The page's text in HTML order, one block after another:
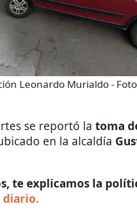
Leonardo Murialdo-
se reportó la toma
en la alcaldía
te explicamos la
diario.